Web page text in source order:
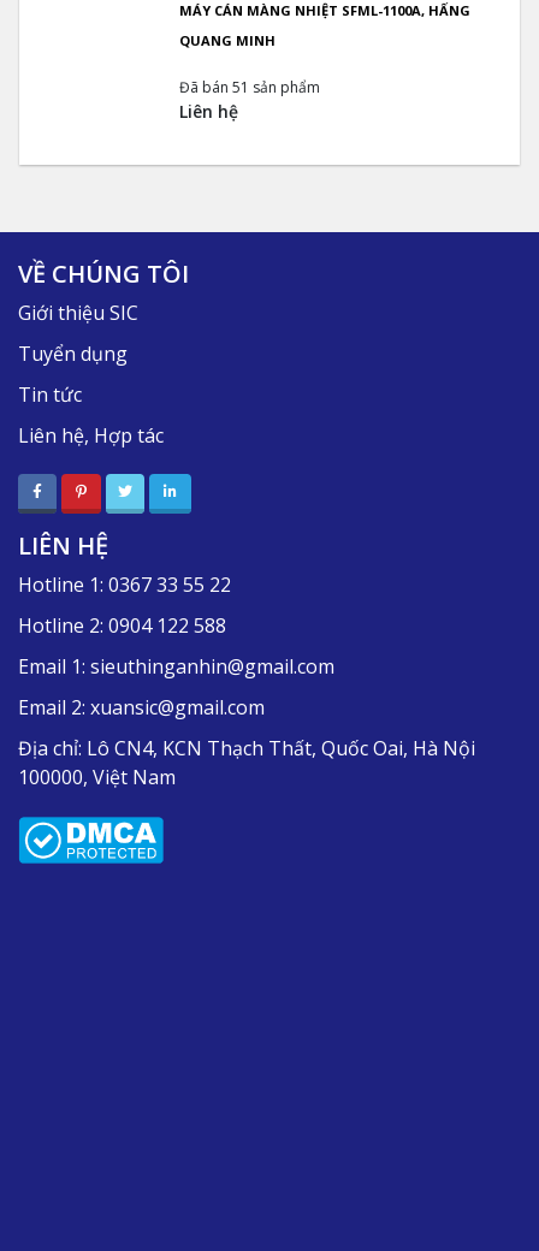
MÁY CÁN MÀNG NHIỆT SFML-1100A, HẤNG
QUANG MINH
Đã bán 51 sản phẩm
Liên hệ
VỀ CHÚNG TÔI
Giới thiệu SIC
Tuyển dụng
Tin tức
Liên hệ, Hợp tác
LIÊN HỆ
Hotline 1: 0367 33 55 22
Hotline 2: 0904 122 588
Email 1: sieuthinganhin@gmail.com
Email 2: xuansic@gmail.com
Địa chỉ: Lô CN4, KCN Thạch Thất, Quốc Oai, Hà Nội
100000, Việt Nam